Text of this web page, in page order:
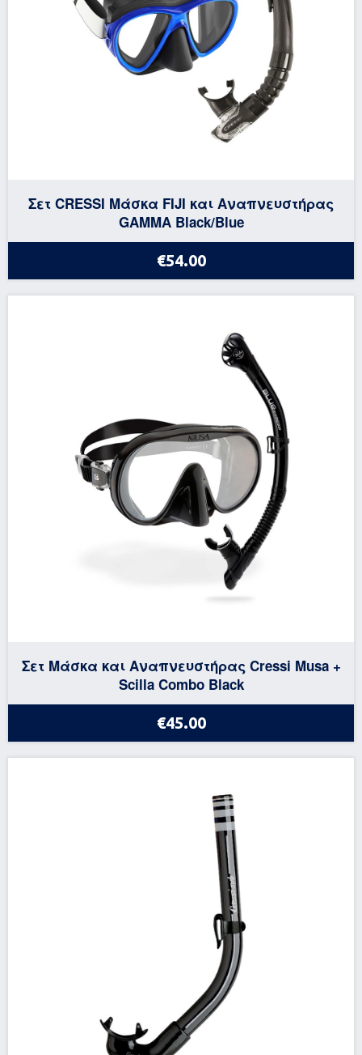
Σετ CRESSI Μάσκα FIJI και Αναπνευστήρας
GAMMA Black/Blue
€54.00
Σετ Μάσκα και Αναπνευστήρας Cressi Musa +
Scilla Combo Black
€45.00